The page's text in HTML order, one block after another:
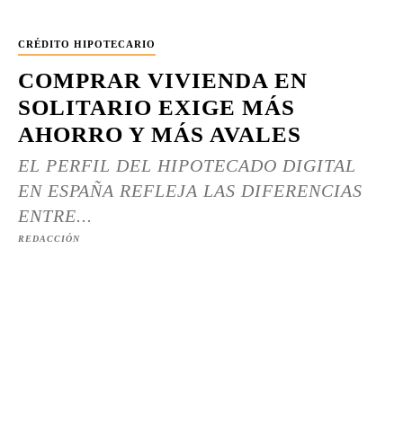
CRÉDITO HIPOTECARIO
COMPRAR VIVIENDA EN
SOLITARIO EXIGE MÁS
AHORRO Y MÁS AVALES
EL PERFIL DEL HIPOTECADO DIGITAL
EN ESPAÑA REFLEJA LAS DIFERENCIAS
ENTRE...
REDACCIÓN